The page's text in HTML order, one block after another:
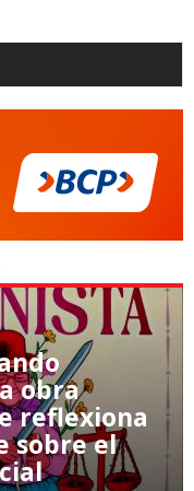
obra
reflexiona
sobre el